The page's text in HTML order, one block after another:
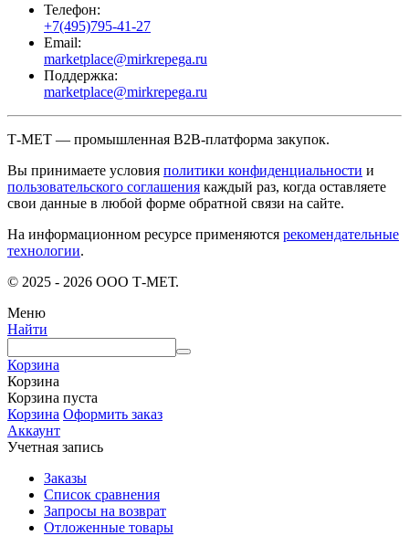
Телефон:
+7(495)795-41-27
Email:
marketplace@mirkrepega.ru
Поддержка:
marketplace@mirkrepega.ru
Т-МЕТ — промышленная B2B-платформа закупок.
Вы принимаете условия политики конфиденциальности и
пользовательского соглашения каждый раз, когда оставляете
свои данные в любой форме обратной связи на сайте.
На информационном ресурсе применяются рекомендательные
технологии.
© 2025 - 2026 ООО Т-МЕТ.
Меню
Найти
Корзина
Корзина
Корзина пуста
Корзина Оформить заказ
Аккаунт
Учетная запись
Заказы
Список сравнения
Запросы на возврат
Отложенные товары